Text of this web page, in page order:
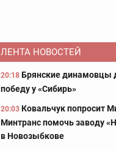
ЛЕНТА НОВОСТЕЙ
20:18 Брянские динамовцы
победу у «Сибирь»
20:03 Ковальчук попросит
Минтранс помочь заводу
в Новозыбкове